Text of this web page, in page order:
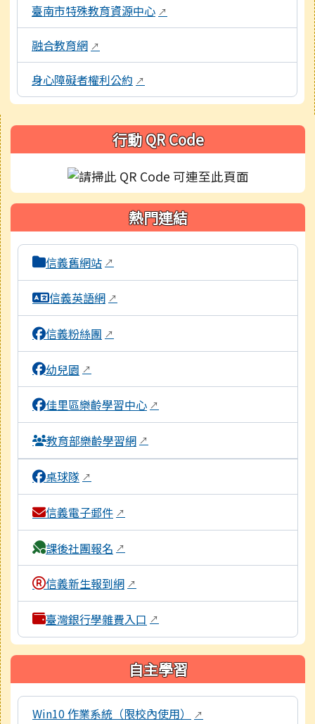
臺南市特殊教育資源中心 ↗
融合教育網 ↗
身心障礙者權利公約 ↗
右邊區域內容行動 QR Code
熱門連結
本區域包含校內外相關系統連結，點擊後皆會另開視窗。
信義舊網站 ↗
信義英語網 ↗
信義粉絲團 ↗
幼兒園 ↗
佳里區樂齡學習中心 ↗
教育部樂齡學習網 ↗
桌球隊 ↗
信義電子郵件 ↗
課後社團報名 ↗
信義新生報到網 ↗
臺灣銀行學雜費入口 ↗
自主學習
本區域包含數位學習資源連結，點擊後皆會另開視窗。
Win10 作業系統（限校內使用） ↗